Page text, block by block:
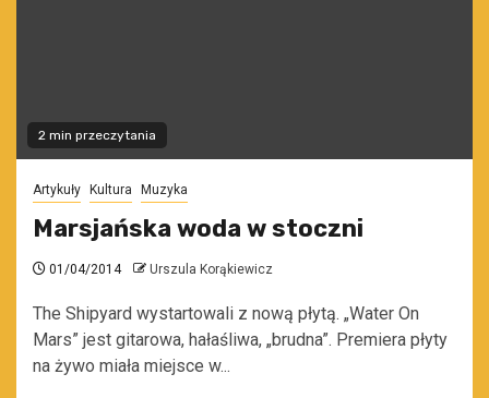
2 min przeczytania
Artykuły Kultura Muzyka
Marsjańska woda w stoczni
01/04/2014 Urszula Korąkiewicz
The Shipyard wystartowali z nową płytą. „Water On
Mars” jest gitarowa, hałaśliwa, „brudna”. Premiera płyty
na żywo miała miejsce w...